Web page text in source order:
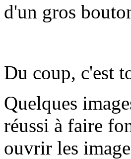
d'un gros
Du coup, c'est
Quelques
réussi à faire
ouvrir les